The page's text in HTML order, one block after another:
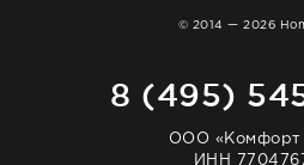
© 2014 — 2026
8 (495)
ООО «Комфорт
ИНН